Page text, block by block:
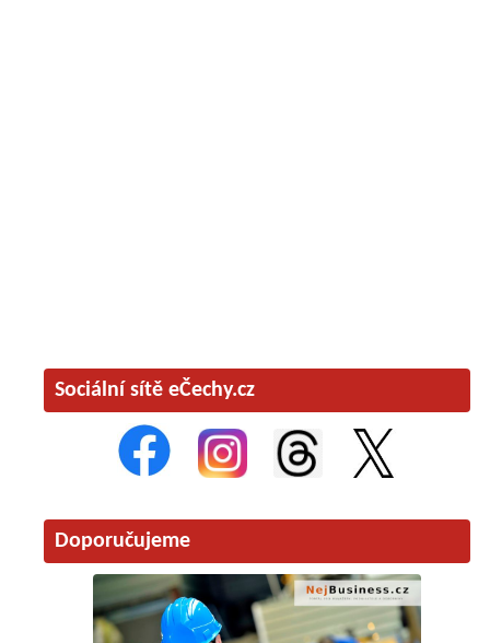
Sociální sítě eČechy.cz
Doporučujeme